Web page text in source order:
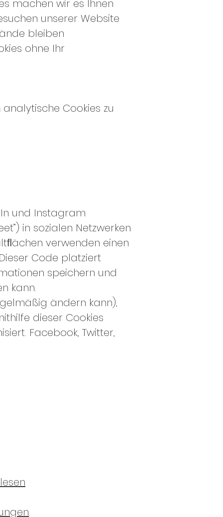
machen wir es Ihnen
unserer Website
bleiben
ohne Ihr
Cookies zu
und Instagram
in sozialen Netzwerken
verwenden einen
Code platziert
speichern und
kann.
ändern kann),
dieser Cookies
Facebook, Twitter,
.